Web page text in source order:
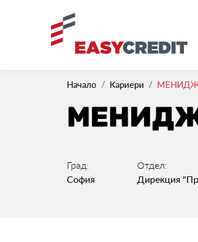
Начало Кариери
Град:
София
Отдел:
Дирекция